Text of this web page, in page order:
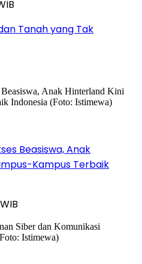
Tanah yang Tak
Beasiswa, Anak
Kampus Terbaik